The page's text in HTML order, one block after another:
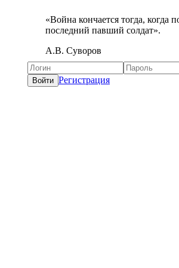
«Война кончается тогда, когда
последний павший солдат».
А.В. Суворов
Регистрация